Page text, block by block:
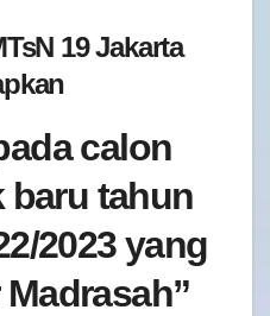
19 Jakarta
calon
baru tahun
2023 yang